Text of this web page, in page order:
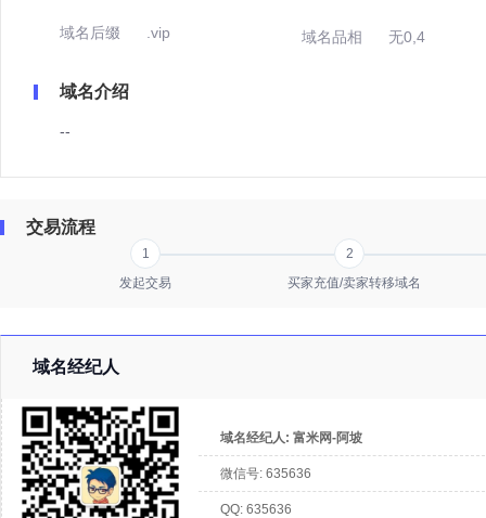
域名后缀 .vip 域名品相 无0,4
域名介绍
--
交易流程
1
2
发起交易
买家充值/卖家转移域名
域名经纪人
域名经纪人: 富米网-阿坡
微信号: 635636
QQ: 635636